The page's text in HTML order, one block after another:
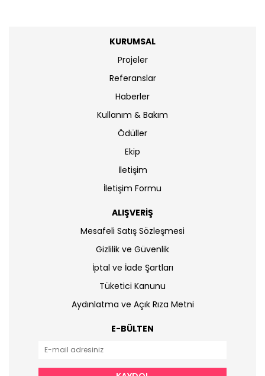
KURUMSAL
Projeler
Referanslar
Haberler
Kullanım & Bakım
Ödüller
Ekip
İletişim
İletişim Formu
ALIŞVERİŞ
Mesafeli Satış Sözleşmesi
Gizlilik ve Güvenlik
İptal ve İade Şartları
Tüketici Kanunu
Aydınlatma ve Açık Rıza Metni
E-BÜLTEN